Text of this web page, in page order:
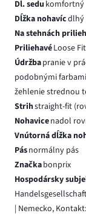
Dĺ. sedu komfortný
Dĺžka nohavícdlhý
Na stehnách
PriliehavéLoose
Údržbapranie v
podobnými
žehlenie strednou
Strihstraight-fit
Nohavicenadol
Vnútorná dĺžka
Pásnormálny pás
Značkabonprix
Hospodársky
| Nemecko,